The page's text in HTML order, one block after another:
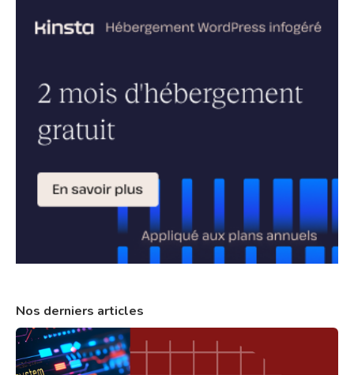
Nos derniers articles